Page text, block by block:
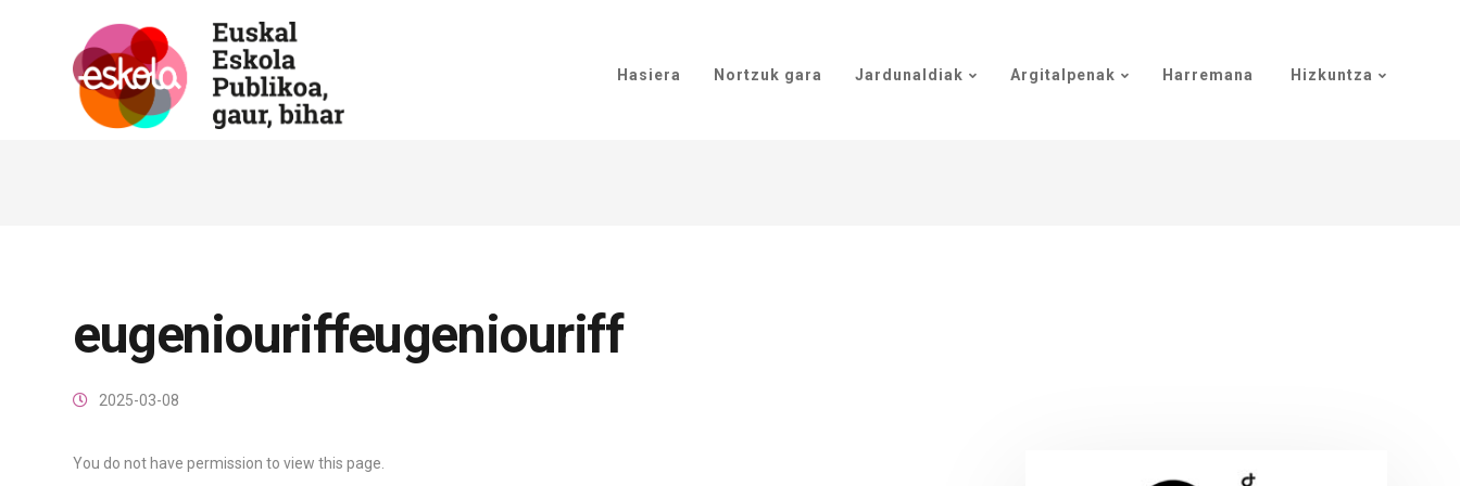
Hasiera Nortzuk gara Jardunaldiak Argitalpenak Harremana Hizkuntza
eugeniouriffeugeniouriff
2025-03-08
You do not have permission to view this page.